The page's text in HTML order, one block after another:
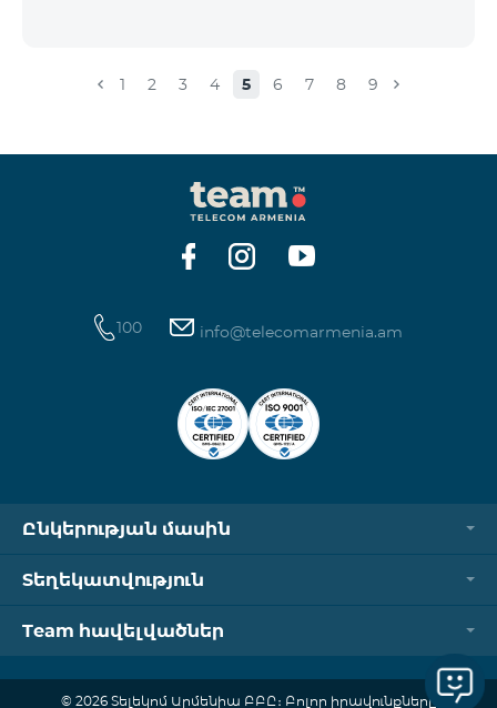
1 2 3 4 5 6 7 8 9
100 info@telecomarmenia.am
Ընկերության մասին
Տեղեկատվություն
Team հավելվածներ
© 2026 Տելեկոմ Արմենիա ԲԲԸ։ Բոլոր իրավունքները